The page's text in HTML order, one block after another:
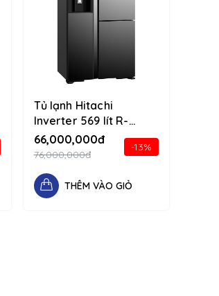
Tủ lạnh Hitachi
Inverter 569 lít R-
MY800GVGV0(MIR)
1234 d-flex flex-
66,000,000đ
76,000,000đ
-13%
THÊM VÀO GIỎ